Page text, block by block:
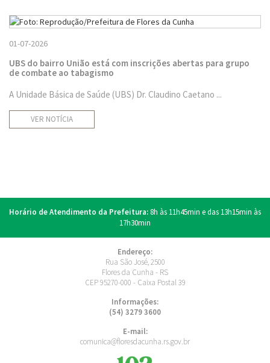
01-07-2026
UBS do bairro União está com inscrições abertas para grupo
de combate ao tabagismo
A Unidade Básica de Saúde (UBS) Dr. Claudino Caetano ...
VER NOTÍCIA
Horário de Atendimento da Prefeitura:8h às 11h45min e das 13h15min às
17h30min
Endereço:
Rua São José, 2500
Flores da Cunha - RS
CEP 95270-000 - Caixa Postal 39
Informações:
(54) 3279 3600
E-mail:
comunica@floresdacunha.rs.gov.br